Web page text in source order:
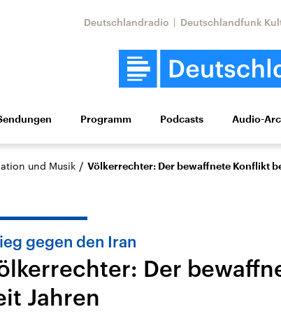
Deutschlandradio Deutschlandfunk
Politik Wirtschaft Wissen Kultur
Musik
Nahostkonflikt
Aktuelle Lage und
Programm Podcasts Audio-
und Musik / Völkerrechter: Der bewaffnete Konflikt
gegen den Iran
Der
Jahren